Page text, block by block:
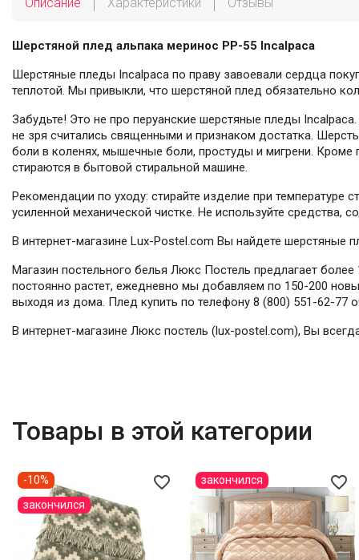
Описание Характеристики Отзывы
Шерстяной плед альпака меринос PP-55 Incalpaca
Шерстяные пледы Incalpaca по праву завоевали сердца
теплотой. Мы привыкли, что шерстяной плед обязательно
Забудьте! Это не про перуанские шерстяные пледы
не зря считались священными и признаком достатка.
боли в коленях, мышечные боли, простуды и мигрени. Кроме
стираются в бытовой стиральной машине.
Рекомендации по уходу: стирайте изделие при
усиленной механической чистке. Не используйте средства,
В интернет-магазине Lux-Postel.com Вы найдете шерстяные
Магазин постельного белья Люкс Постель предлагает
постоянно растет, ежедневно мы добавляем по 150-200
выходя из дома. Плед купить по телефону 8 (800) 551-62-77
В интернет-магазине Люкс постель (lux-postel.com), Вы
Товары в этой категории
favorite_border
-10%
закончился
favorite_border
закончился